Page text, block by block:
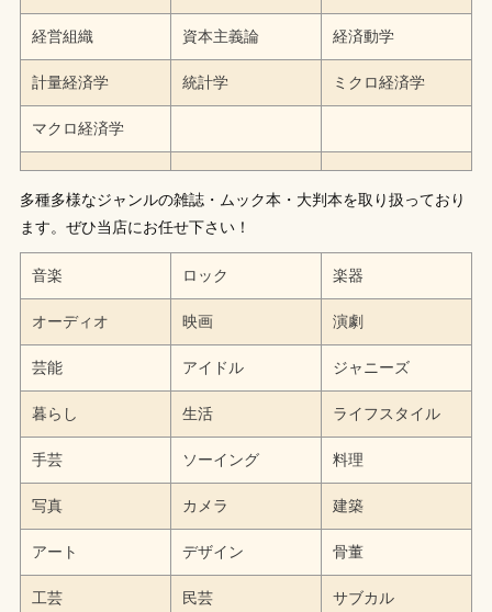
経営組織 資本主義論 経済動学
計量経済学 統計学 ミクロ経済学
マクロ経済学
多種多様なジャンルの雑誌・ムック本・大判本を取り扱っており
ます。ぜひ当店にお任せ下さい！
音楽 ロック 楽器
オーディオ 映画 演劇
芸能 アイドル ジャニーズ
暮らし 生活 ライフスタイル
手芸 ソーイング 料理
写真 カメラ 建築
アート デザイン 骨董
工芸 民芸 サブカル